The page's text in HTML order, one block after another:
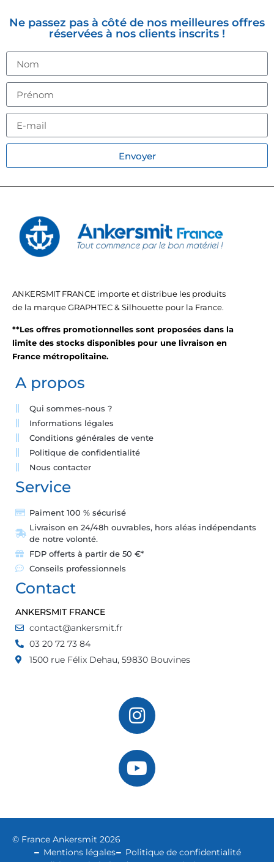
Ne passez pas à côté de nos meilleures offres
réservées à nos clients inscrits !
Envoyer
ANKERSMIT FRANCE importe et distribue les produits
de la marque GRAPHTEC & Silhouette pour la France.
**Les offres promotionnelles sont proposées dans la
limite des stocks disponibles pour une livraison en
France métropolitaine.
A propos
Qui sommes-nous ?
Informations légales
Conditions générales de vente
Politique de confidentialité
Nous contacter
Service
Paiment 100 % sécurisé
Livraison en 24/48h ouvrables, hors aléas indépendants
de notre volonté.
FDP offerts à partir de 50 €*
Conseils professionnels
Contact
ANKERSMIT FRANCE
contact@ankersmit.fr
03 20 72 73 84
1500 rue Félix Dehau, 59830 Bouvines
© France Ankersmit 2026
Mentions légales
Politique de confidentialité